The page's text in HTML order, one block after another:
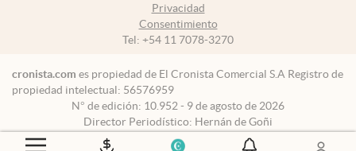
Privacidad
Consentimiento
Tel: +54 11 7078-3270
cronista.com es propiedad de El Cronista Comercial S.A Registro de
propiedad intelectual: 56576959
N° de edición: 10.952 - 9 de agosto de 2026
Director Periodístico: Hernán de Goñi